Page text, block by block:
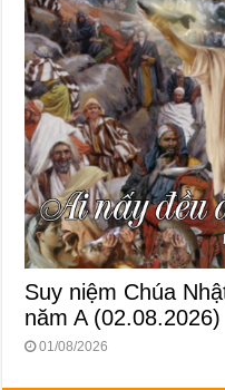
Suy niệm Chúa
năm A (02.08.2026)
01/08/2026